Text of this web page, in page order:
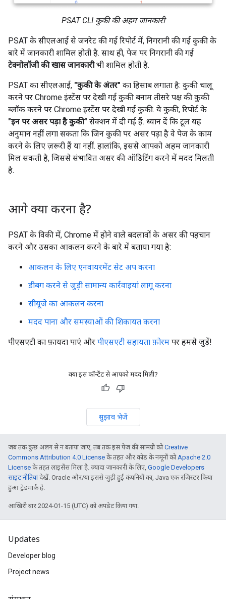
PSAT CLI कुकी की अहम जानकारी
PSAT के सीएलआई से जनरेट की गई रिपोर्ट में, निगरानी की गई कुकी के
बारे में जानकारी शामिल होती है. साथ ही, पेज पर निगरानी की गई
टेक्नोलॉजी की खास जानकारीभी शामिल होती है.
PSAT का सीएलआई, "कुकी के अंतर" का हिसाब लगाता है: कुकी चालू
करने पर Chrome इंस्टेंस पर देखी गई कुकी बनाम तीसरे पक्ष की कुकी
ब्लॉक करने पर Chrome इंस्टेंस पर देखी गई कुकी. ये कुकी, रिपोर्ट के
"इन पर असर पड़ा है कुकी" सेक्शन में दी गई हैं. ध्यान दें कि टूल यह
अनुमान नहीं लगा सकता कि जिन कुकी पर असर पड़ा है वे पेज के काम
करने के लिए ज़रूरी हैं या नहीं. हालांकि, इससे आपको अहम जानकारी
मिल सकती है, जिससे संभावित असर की ऑडिटिंग करने में मदद मिलती
है.
आगे क्या करना है?
PSAT के विकी में, Chrome में होने वाले बदलावों के असर की पहचान
करने और उसका आकलन करने के बारे में बताया गया है:
आकलन के लिए एनवायरमेंट सेट अप करना
डीबग करने से जुड़ी सामान्य कार्रवाइयां लागू करना
सीयूजे का आकलन करना
मदद पाना और समस्याओं की शिकायत करना
पीएसएटी का फ़ायदा पाएं और पीएसएटी सहायता फ़ोरम पर हमसे जुड़ें!
क्या इस कॉन्टेंट से आपको मदद मिली?
सुझाव भेजें
जब तक कुछ अलग से न बताया जाए, तब तक इस पेज की सामग्री कोCreative
Commons Attribution 4.0 License के तहत और कोड के नमूनों कोApache 2.0
License के तहत लाइसेंस मिला है. ज़्यादा जानकारी के लिए, Google Developers
साइट नीतियांदेखें. Oracle और/या इससे जुड़ी हुई कंपनियों का, Java एक रजिस्टर किया
हुआ ट्रेडमार्क है.
आखिरी बार 2024-01-15 (UTC) को अपडेट किया गया.
Updates
Developer blog
Project news